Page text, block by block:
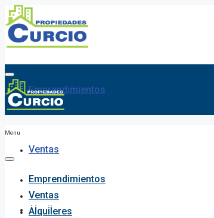
Emprendimientos
Ventas
Alquileres
Menu
Emprendimientos
Ventas
Alquileres